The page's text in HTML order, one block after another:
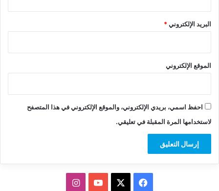
البريد الإلكتروني*
الموقع الإلكتروني
احفظ اسمي، بريدي الإلكتروني، والموقع الإلكتروني في هذا المتصفح
لاستخدامها المرة المقبلة في تعليقي.
فيسبوك ‫YouTubeانستقرام